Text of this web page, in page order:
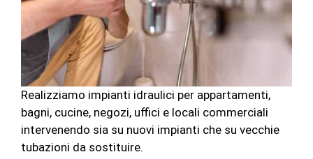
Realizziamo impianti idraulici per appartamenti,
bagni, cucine, negozi, uffici e locali commerciali
intervenendo sia su nuovi impianti che su vecchie
tubazioni da sostituire.